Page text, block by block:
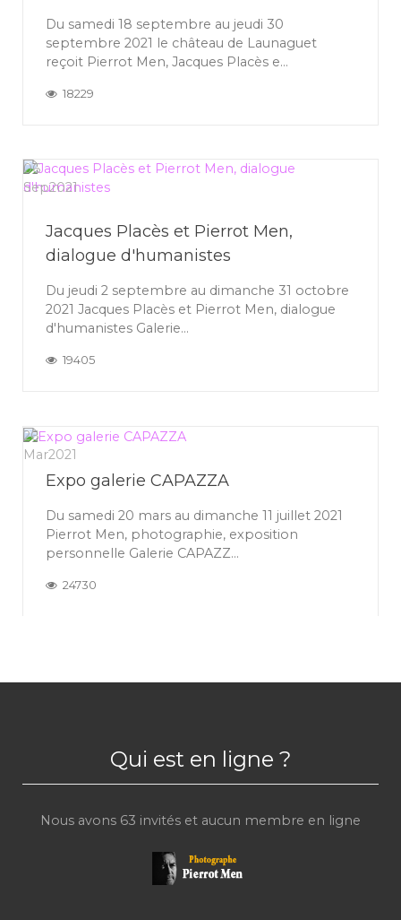
Du samedi 18 septembre au jeudi 30
septembre 2021 le château de Launaguet
reçoit Pierrot Men, Jacques Placès e...
18229
06
Sep2021
Jacques Placès et Pierrot Men,
dialogue d'humanistes
Du jeudi 2 septembre au dimanche 31 octobre
2021 Jacques Placès et Pierrot Men, dialogue
d'humanistes Galerie...
19405
26
Mar2021
Expo galerie CAPAZZA
Du samedi 20 mars au dimanche 11 juillet 2021
Pierrot Men, photographie, exposition
personnelle Galerie CAPAZZ...
24730
Qui est en ligne ?
Nous avons 63 invités et aucun membre en ligne